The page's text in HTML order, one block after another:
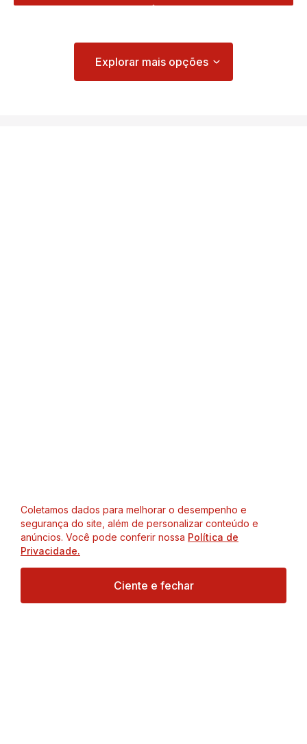
Coletamos dados para melhorar o desempenho e
segurança do site, além de personalizar conteúdo e
anúncios. Você pode conferir nossa Política de
Privacidade.
Ciente e fechar